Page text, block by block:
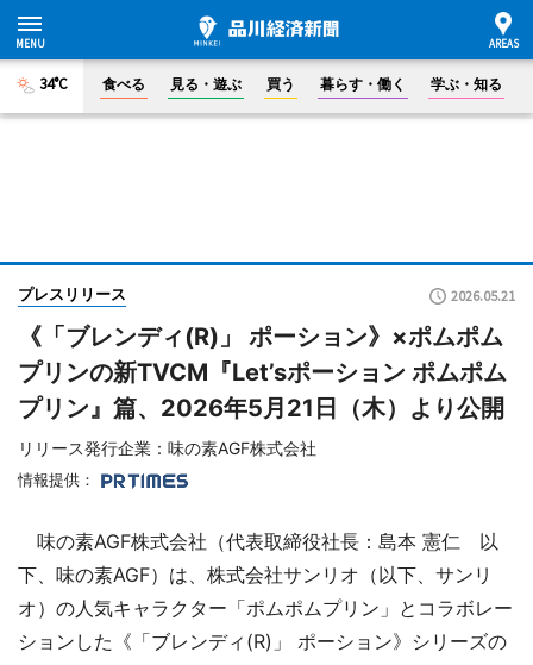
34°C 食べる 見る・遊ぶ 買う 暮らす・働く 学ぶ・知る
プレスリリース 2026.05.21
《「ブレンディ(R)」 ポーション》×ポムポム
プリンの新TVCM『Let’sポーション ポムポム
プリン』篇、2026年5月21日（木）より公開
リリース発行企業：味の素AGF株式会社
情報提供：
味の素AGF株式会社（代表取締役社長：島本 憲仁 以
下、味の素AGF）は、株式会社サンリオ（以下、サンリ
オ）の人気キャラクター「ポムポムプリン」とコラボレー
ションした《「ブレンディ(R)」 ポーション》シリーズの